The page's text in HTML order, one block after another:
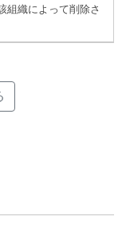
組織によって削除さ